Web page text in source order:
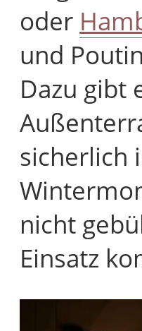
oder
und
Dazu gibt
sicherlich
nicht
Einsatz